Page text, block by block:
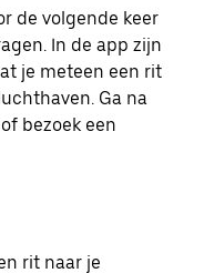
de volgende keer
In de app zijn
je meteen een rit
Ga na
bezoek een
rit naar je